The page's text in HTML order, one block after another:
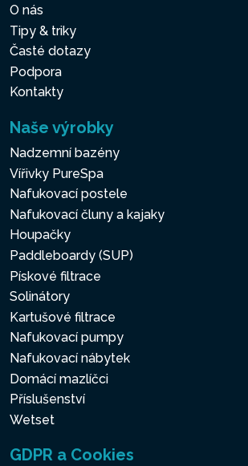
O nás
Tipy & triky
Časté dotazy
Podpora
Kontakty
Naše výrobky
Nadzemní bazény
Vířivky PureSpa
Nafukovací postele
Nafukovací čluny a kajaky
Houpačky
Paddleboardy (SUP)
Pískové filtrace
Solinátory
Kartušové filtrace
Nafukovací pumpy
Nafukovací nábytek
Domácí mazlíčci
Příslušenství
Wetset
GDPR a Cookies